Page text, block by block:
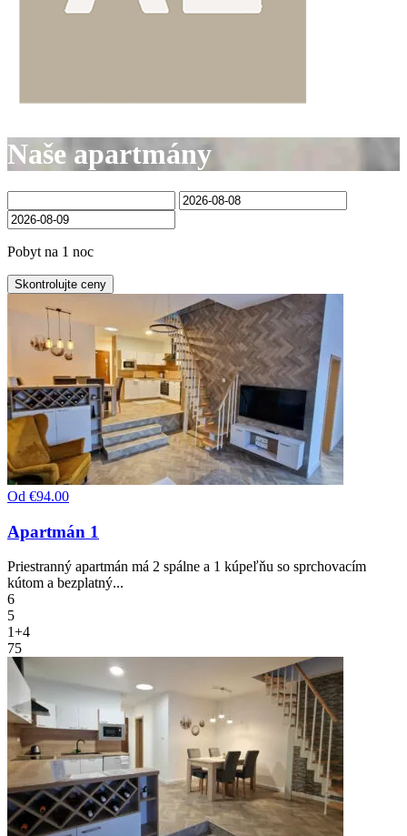
Naše apartmány
Pobyt na 1 noc
Skontrolujte ceny
Od €94.00
Apartmán 1
Priestranný apartmán má 2 spálne a 1 kúpeľňu so sprchovacím
kútom a bezplatný...
6
5
1+4
75